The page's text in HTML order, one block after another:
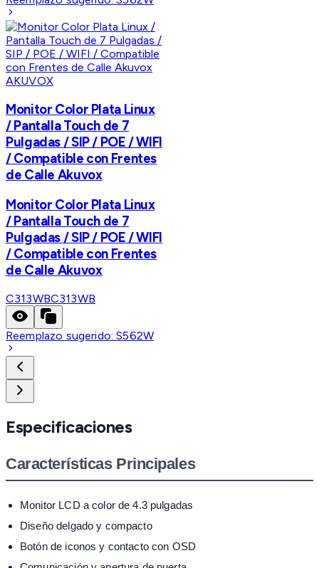
AKUVOX
Monitor Color Plata Linux
/ Pantalla Touch de 7
Pulgadas / SIP / POE / WIFI
/ Compatible con Frentes
de Calle Akuvox
Monitor Color Plata Linux
/ Pantalla Touch de 7
Pulgadas / SIP / POE / WIFI
/ Compatible con Frentes
de Calle Akuvox
C313WBC313WB
Reemplazo sugerido:S562W
Especificaciones
Características Principales
Monitor LCD a color de 4.3 pulgadas
Diseño delgado y compacto
Botón de iconos y contacto con OSD